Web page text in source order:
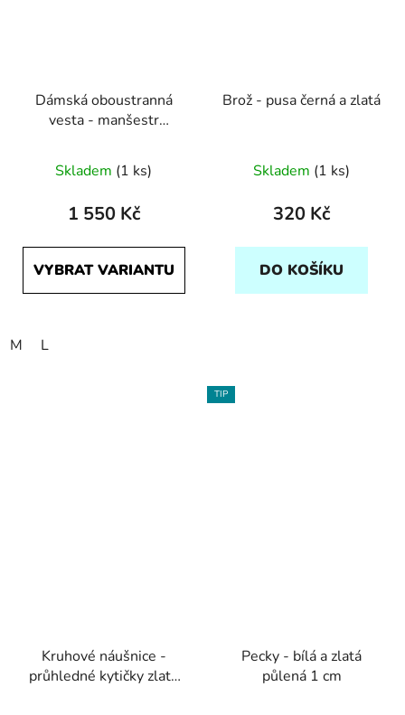
Dámská oboustranná
vesta - manšestr
Skladem (1 ks)
1 550 Kč
VYBRAT VARIANTU
M L
Brož - pusa černá a zlatá
Skladem (1 ks)
320 Kč
DO KOŠÍKU
Kruhové náušnice -
průhledné kytičky zlatá
TIP
Pecky - bílá a zlatá
půlená 1 cm